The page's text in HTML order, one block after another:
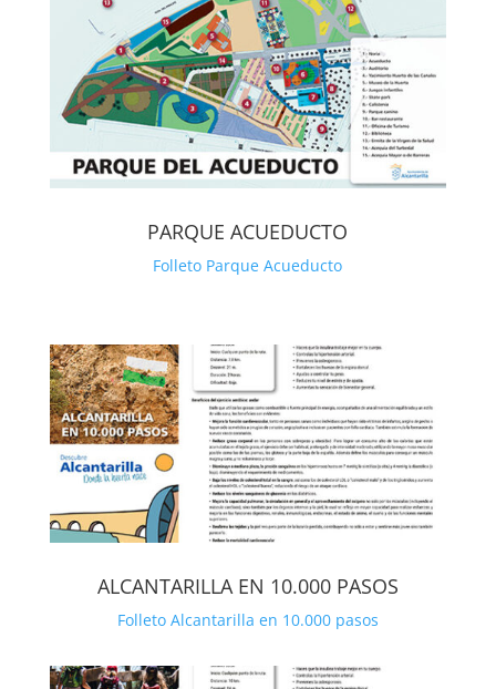
PARQUE ACUEDUCTO
Folleto Parque Acueducto
ALCANTARILLA EN 10.000 PASOS
Folleto Alcantarilla en 10.000 pasos